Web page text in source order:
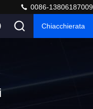
0086-13806187009
Chiacchierata